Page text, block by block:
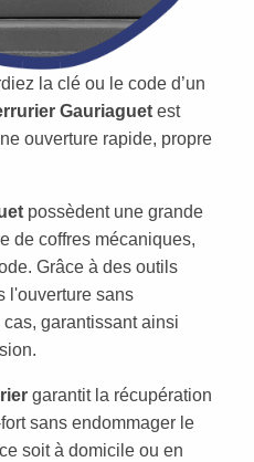
la clé ou le code d’un
Gauriaguet est
ouverture rapide, propre
possèdent une grande
de coffres mécaniques,
Grâce à des outils
l'ouverture sans
garantissant ainsi
garantit la récupération
sans endommager le
soit à domicile ou en